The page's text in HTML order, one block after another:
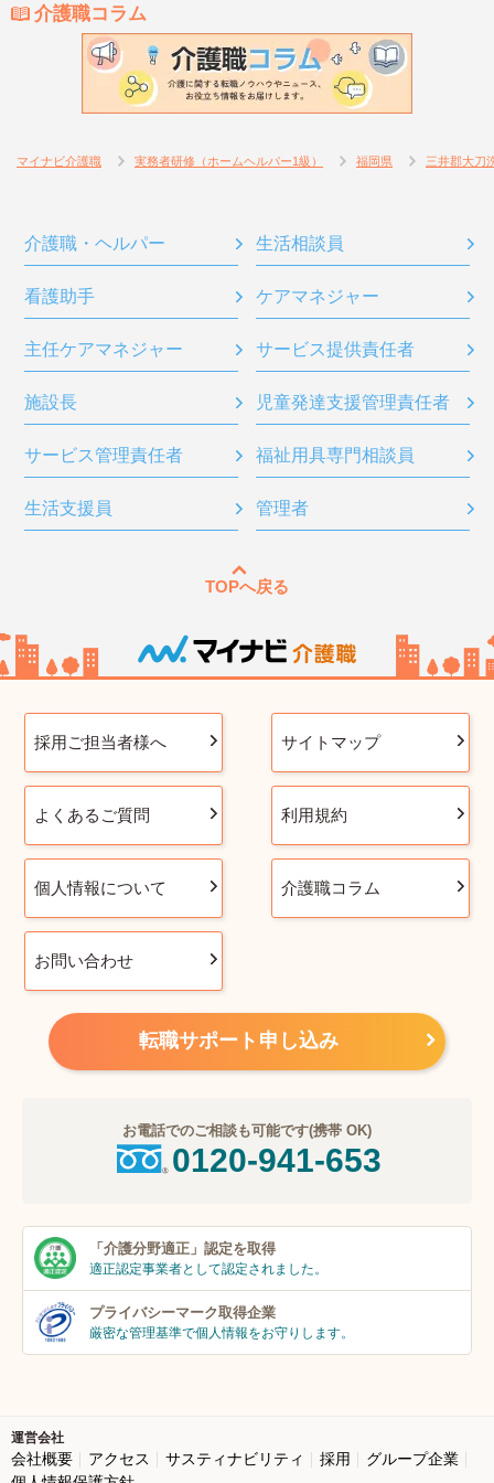
介護職コラム
マイナビ介護職 実務者研修（ホームヘルパー1級） 福岡県 三井郡大刀
介護職・ヘルパー 生活相談員
看護助手 ケアマネジャー
主任ケアマネジャー サービス提供責任者
施設長 児童発達支援管理責任者
サービス管理責任者 福祉用具専門相談員
生活支援員 管理者
TOPへ戻る
採用ご担当者様へ サイトマップ
よくあるご質問 利用規約
個人情報について 介護職コラム
お問い合わせ
転職サポート申し込み
お電話でのご相談も可能です(携帯 OK)
0120-941-653
「介護分野適正」 認定を取得
適正認定事業者として認定されました。
プライバシーマーク取得企業
厳密な管理基準で個人情報をお守りします。
運営会社
会社概要 アクセス サスティナビリティ 採用
グループ企業